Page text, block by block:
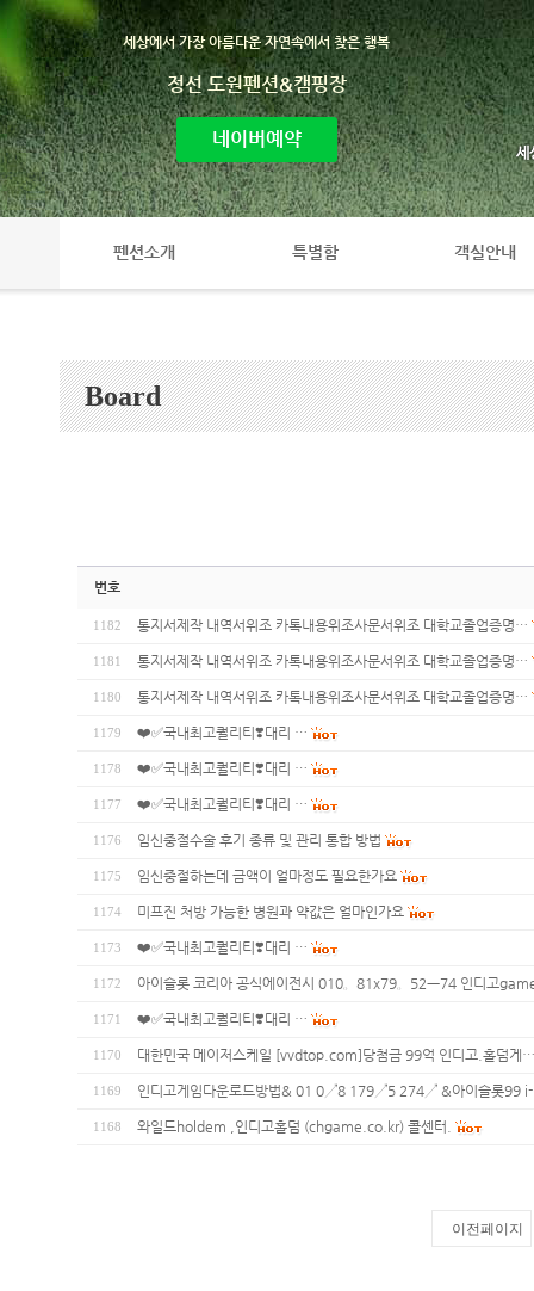
세상에서 가장 아름다운 자연속에서 찾은 행복
정선 도원펜션&캠핑장
네이버예약
펜션소개 특별함 객실안내
Board
번호
1182 통지서제작 내역서위조 카톡내용위조사문서위조 대학교졸업증명…
1181 통지서제작 내역서위조 카톡내용위조사문서위조 대학교졸업증명…
1180 통지서제작 내역서위조 카톡내용위조사문서위조 대학교졸업증명…
1179 ❤️✅국내최고퀄리티❣️대리…
1178 ❤️✅국내최고퀄리티❣️대리…
1177 ❤️✅국내최고퀄리티❣️대리…
1176 임신중절수술 후기 종류 및 관리 통합 방법
1175 임신중절하는데 금액이 얼마정도 필요한가요
1174 미프진 처방 가능한 병원과 약값은 얼마인가요
1173 ❤️✅국내최고퀄리티❣️대리…
1172 아이슬롯 코리아 공식에이전시 010。81x79。52ㅡ74 인디고
1171 ❤️✅국내최고퀄리티❣️대리…
1170 대한민국 메이저스케일 [vvdtop.com]당첨금 99억 인디고.홀덤게…
1169 인디고게임다운로드방법& 01 0↗8 179↗5 274↗ &아이슬롯99
1168 와일드holdem ,인디고홀덤 (chgame.co.kr) 콜센터.
이전페이지